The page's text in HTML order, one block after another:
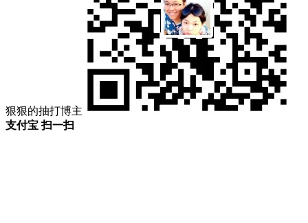
狠狠的抽打博主
支付宝 扫一扫